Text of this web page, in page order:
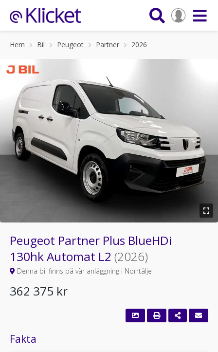
Hem Bil Peugeot Partner 2026
Peugeot Partner Plus BlueHDi
130hk Automat L2 (2026)
Denna bil finns på vår anläggning i Norrtälje
362 375 kr
Fakta